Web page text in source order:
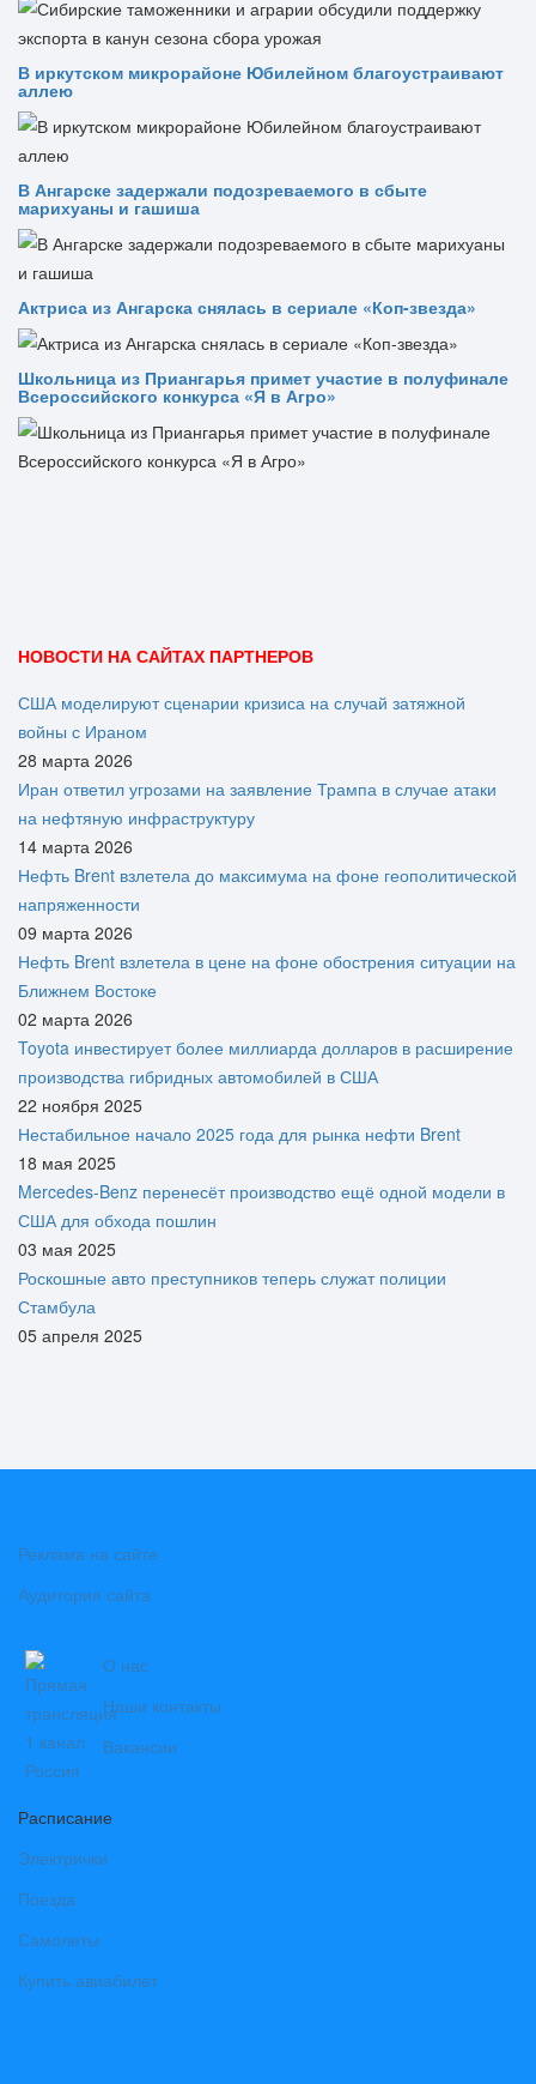
В иркутском микрорайоне Юбилейном благоустраивают
аллею
В Ангарске задержали подозреваемого в сбыте
марихуаны и гашиша
Актриса из Ангарска снялась в сериале «Коп-звезда»
Школьница из Приангарья примет участие в полуфинале
Всероссийского конкурса «Я в Агро»
НОВОСТИ НА САЙТАХ ПАРТНЕРОВ
США моделируют сценарии кризиса на случай затяжной
войны с Ираном
28 марта 2026
Иран ответил угрозами на заявление Трампа в случае атаки
на нефтяную инфраструктуру
14 марта 2026
Нефть Brent взлетела до максимума на фоне геополитической
напряженности
09 марта 2026
Нефть Brent взлетела в цене на фоне обострения ситуации на
Ближнем Востоке
02 марта 2026
Toyota инвестирует более миллиарда долларов в расширение
производства гибридных автомобилей в США
22 ноября 2025
Нестабильное начало 2025 года для рынка нефти Brent
18 мая 2025
Mercedes-Benz перенесёт производство ещё одной модели в
США для обхода пошлин
03 мая 2025
Роскошные авто преступников теперь служат полиции
Стамбула
05 апреля 2025
Реклама на сайте
Аудитория сайта
О нас
Наши контакты
Вакансии
Расписание
Электрички
Поезда
Самолеты
Купить авиабилет